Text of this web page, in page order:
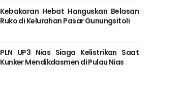
Kebakaran Hebat Hanguskan Belasan
Ruko di Kelurahan Pasar Gunungsitoli
PLN UP3 Nias Siaga Kelistrikan Saat
Kunker Mendikdasmen di Pulau Nias